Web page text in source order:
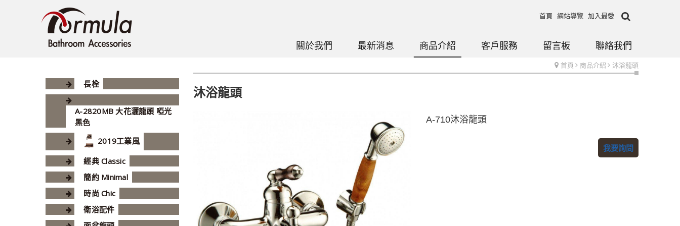
首頁 網站導覽 加入最愛
關於我們 最新消息 商品介紹 客戶服務 留言板 聯絡我們
首頁 商品介紹 沐浴龍頭
長栓
A-2820MB 大花灑龍頭 啞光
黑色
2019工業風
經典 Classic
簡約 Minimal
時尚 Chic
衛浴配件
沐浴龍頭
A-710沐浴龍頭
我要詢問